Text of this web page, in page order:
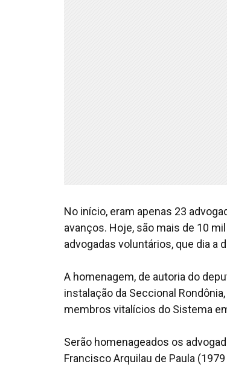
No início, eram apenas 23
avanços. Hoje, são mais de 10
advogadas voluntários, que dia a
A homenagem, de autoria do
instalação da Seccional
membros vitalícios do Sistema
Serão homenageados os
Francisco Arquilau de Paula